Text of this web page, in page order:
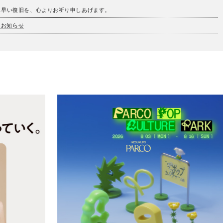
い復旧を、心よりお祈り申しあげます。
知らせ